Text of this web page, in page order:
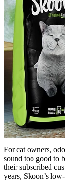
For cat owners,
sound too good to
their subscribed
years, Skoon’s